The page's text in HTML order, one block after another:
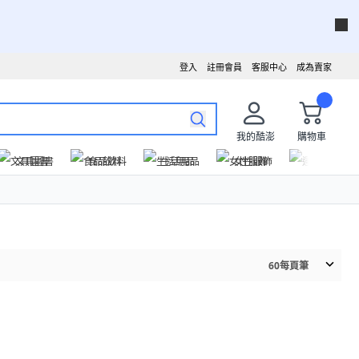
成為賣家
客服中心
註冊會員
登入
我的酷澎
購物車
文具圖書
食品飲料 生活用品 女性服飾
60每頁筆